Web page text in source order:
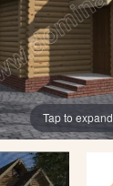
Tap to expand